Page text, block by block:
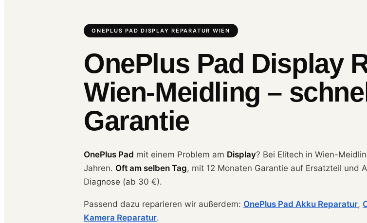
ONEPLUS PAD DISPLAY REPARATUR WIEN
OnePlus Pad Display
Wien-Meidling –
Garantie
OnePlus Pad mit einem Problem am Display? Bei Elitech in Wien-
Jahren. Oft am selben Tag, mit 12 Monaten Garantie auf Ersatzteil und
Diagnose (ab 30 €).
Passend dazu reparieren wir außerdem: OnePlus Pad Akku Reparatur,
Kamera Reparatur.